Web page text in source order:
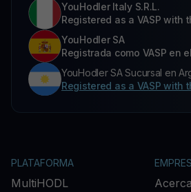
YouHodler Italy S.R.L.
Registered as a VASP with
YouHodler SA
Registrada como VASP en
YouHodler SA Sucursal en
Registered as a VASP with
PLATAFORMA
MultiHODL